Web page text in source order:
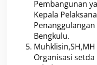
Pembangunan
Kepala
Bengkulu.
Organisasi